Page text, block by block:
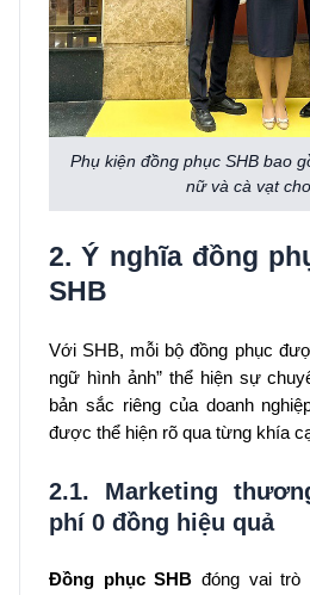
Phụ kiện đồng phục SHB bao
nữ và cà vạt
2. Ý nghĩa đồng
SHB
Với SHB, mỗi bộ đồng phục
ngữ hình ảnh” thể hiện sự
bản sắc riêng của doanh
được thể hiện rõ qua từng khía
2.1. Marketing
phí 0 đồng hiệu quả
Đồng phục SHB đóng vai trò